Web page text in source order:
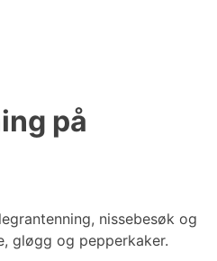
på
nissebesøk og
gløgg og pepperkaker.